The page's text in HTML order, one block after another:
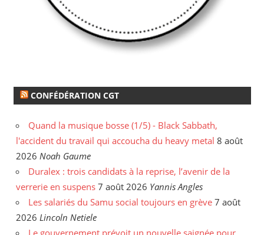
CONFÉDÉRATION CGT
Quand la musique bosse (1/5) - Black Sabbath,
l'accident du travail qui accoucha du heavy metal 8 août
2026 Noah Gaume
Duralex : trois candidats à la reprise, l’avenir de la
verrerie en suspens 7 août 2026 Yannis Angles
Les salariés du Samu social toujours en grève 7 août
2026 Lincoln Netiele